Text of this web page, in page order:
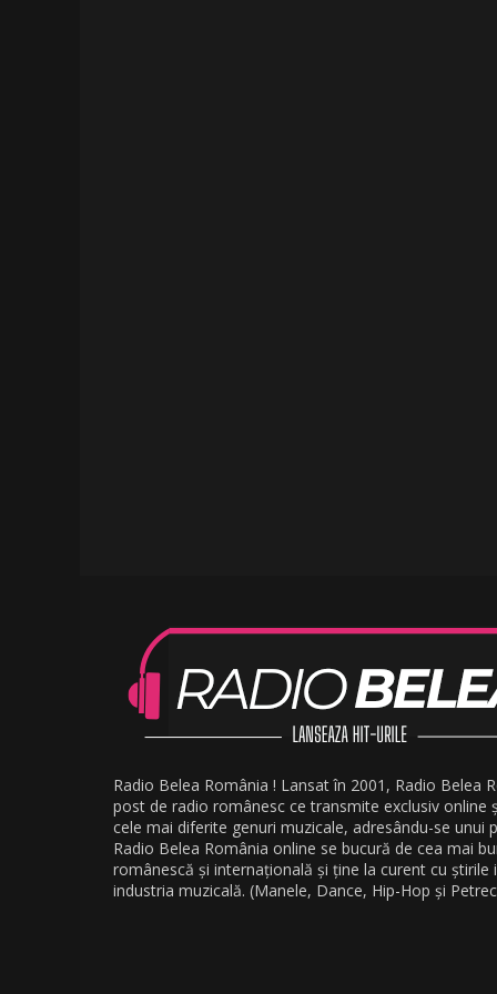
Radio Belea România ! Lansat în 2001, Radio Belea
post de radio românesc ce transmite exclusiv online
cele mai diferite genuri muzicale, adresându-se unui
Radio Belea România online se bucură de cea mai
românescă și internațională și ține la curent cu știrile
industria muzicală. (Manele, Dance, Hip-Hop și